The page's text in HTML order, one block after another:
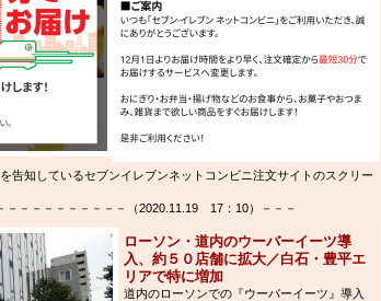
告知しているセブンイレブンネットコンビニ注文サイトのスクリー
－－－－－－－－－－（2020.11.19 17：10）－－－
ローソン・道内のウーバーイーツ導
入、約５０店舗に拡大／白石・豊平エ
リアで特に増加
道内のローソンでの『ウーバーイーツ』導入